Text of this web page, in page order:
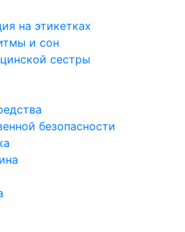
на этикетках
и сон
сестры
безопасности